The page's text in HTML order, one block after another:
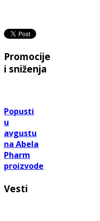
Promocije
i sniženja
Popusti
u
avgustu
na Abela
Pharm
proizvode
Vesti